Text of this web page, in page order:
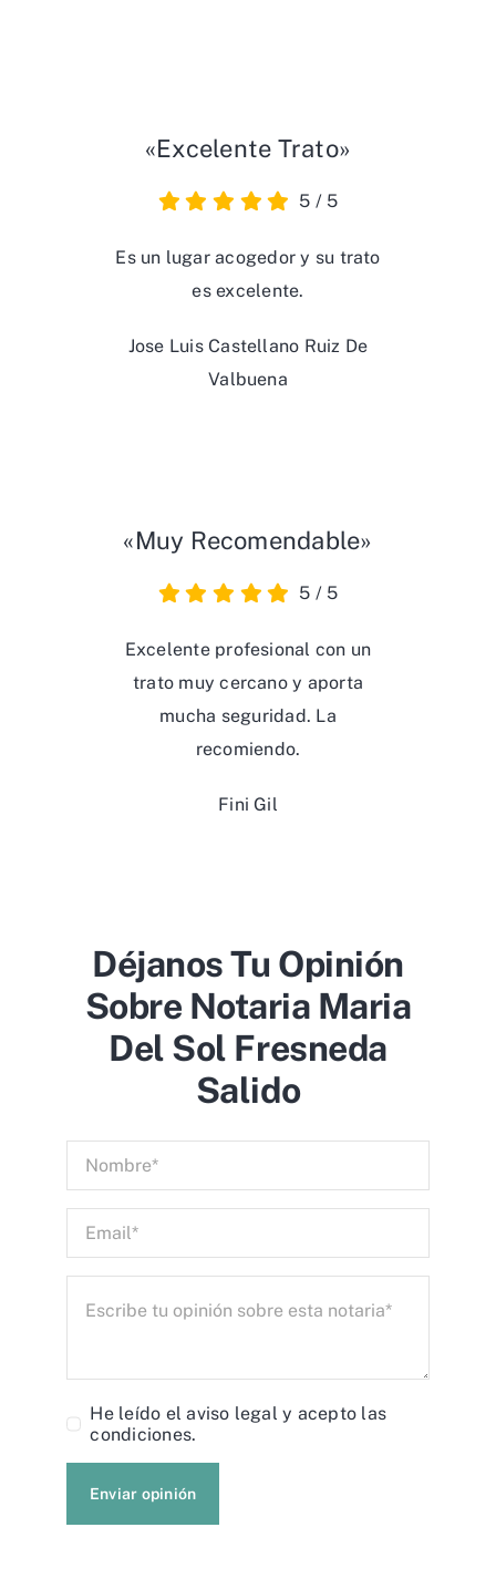
«Excelente Trato»
5 / 5
Es un lugar acogedor y su trato
es excelente.
Jose Luis Castellano Ruiz De
Valbuena
«Muy Recomendable»
5 / 5
Excelente profesional con un
trato muy cercano y aporta
mucha seguridad. La
recomiendo.
Fini Gil
Déjanos Tu Opinión
Sobre Notaria Maria
Del Sol Fresneda
Salido
He leído elaviso legal y acepto las
condiciones.
Enviar opinión